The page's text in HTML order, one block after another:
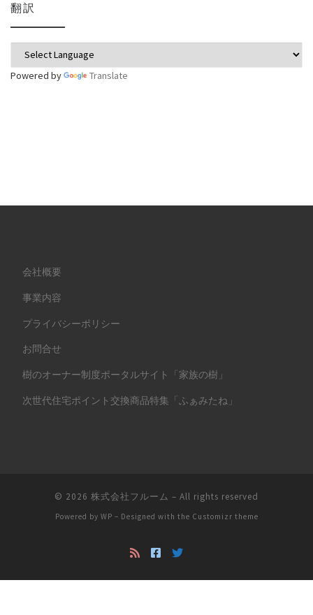
翻訳
Powered by Translate
会社概要
事業内容
プライバシーポリシー
お問合せ
樹のオーナー制度ポータルサイト「家族の樹」
次世代住宅ポイント交換商品特集「ふぁみたね」
© 2026 株式会社フルーム – All rights reserved
Powered by WP – Designed with the Customizr theme